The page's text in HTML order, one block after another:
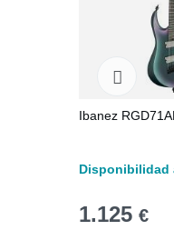
Ibanez
Disponibilidad
1.125 €